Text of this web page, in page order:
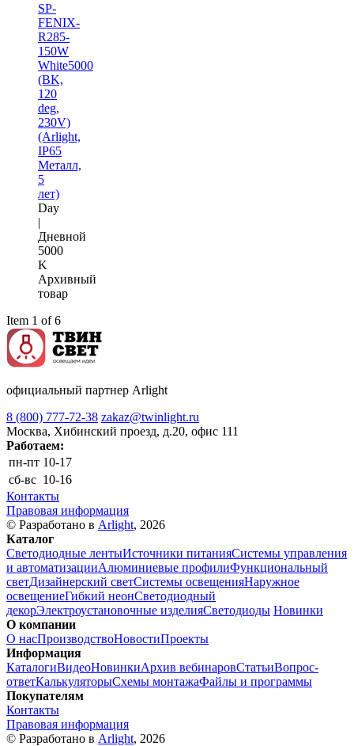
SP-
FENIX-
R285-
150W
White5000
(BK,
120
deg,
230V)
(Arlight,
IP65
Металл,
5
лет)
Day
|
Дневной
5000
K
Архивный
товар
Item 1 of 6
официальный партнер Arlight
8 (800) 777-72-38 zakaz@twinlight.ru
Москва, Хибинский проезд, д.20, офис 111
Работаем:
пн-пт 10-17
сб-вс 10-16
Контакты
Правовая информация
© Разработано в Arlight, 2026
Каталог
Светодиодные лентыИсточники питанияСистемы управления
и автоматизацииАлюминиевые профилиФункциональный
светДизайнерский светСистемы освещенияНаружное
освещениеГибкий неонСветодиодный
декорЭлектроустановочные изделияСветодиоды Новинки
О компании
О насПроизводствоНовостиПроекты
Информация
КаталогиВидеоНовинкиАрхив вебинаровСтатьиВопрос-
ответКалькуляторыСхемы монтажаФайлы и программы
Покупателям
Контакты
Правовая информация
© Разработано в Arlight, 2026